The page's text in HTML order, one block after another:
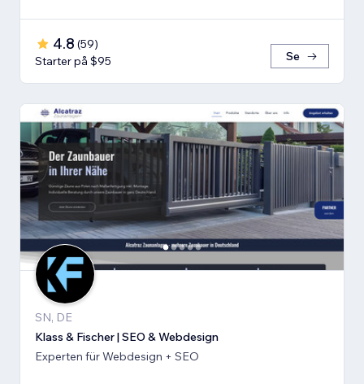
4.8 (59)
Starter på $95
Se
SN, DE
Klass & Fischer | SEO & Webdesign
Experten für Webdesign + SEO